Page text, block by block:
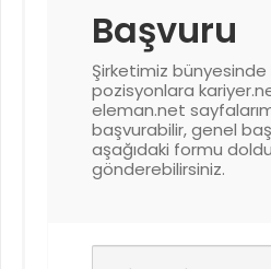
Başvuru
Şirketimiz bünyesinde
pozisyonlara
eleman.net
başvurabilir, genel
aşağıdaki formu
gönderebilirsiniz.